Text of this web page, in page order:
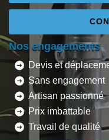
Nos engagements
Devis et
Sans engagement
Artisan passionné
Prix imbattable
Travail de qualité